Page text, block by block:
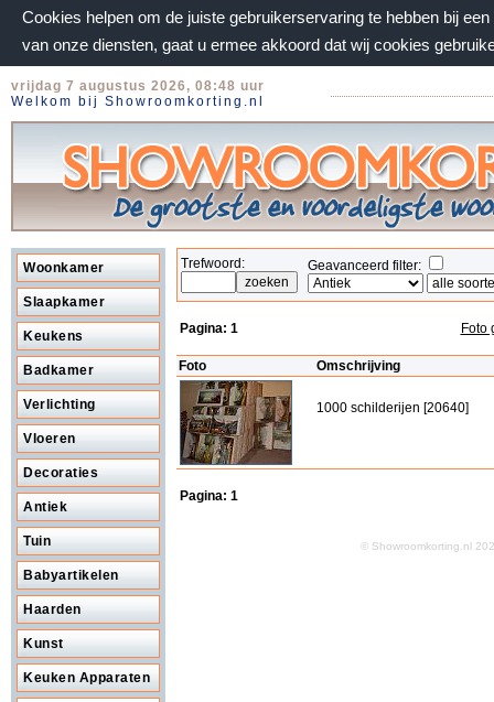
Cookies helpen om de juiste gebruikerservaring te hebben bij
van onze diensten, gaat u ermee akkoord dat wij cookies
vrijdag 7 augustus 2026, 08:48 uur
Welkom bij Showroomkorting.nl
Woonkamer
Slaapkamer
Keukens
Badkamer
Verlichting
Vloeren
Decoraties
Antiek
Tuin
Babyartikelen
Haarden
Kunst
Keuken Apparaten
Trefwoord: Geavanceerd filter:
Pagina: 1 Foto
Foto Omschrijving
1000 schilderijen [20640]
Pagina: 1
© Showroomkorting.nl